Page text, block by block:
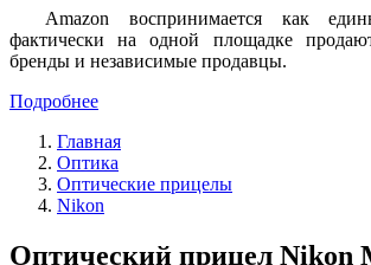
Amazon воспринимается как
фактически на одной площадке
бренды и независимые продавцы.
Подробнее
Главная
Оптика
Оптические прицелы
Nikon
Оптический прицел Nikon